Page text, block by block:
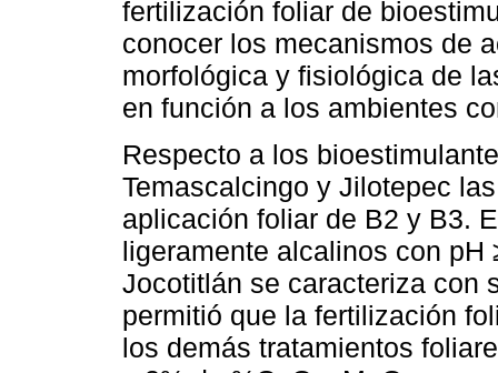
fertilización foliar de
conocer los mecanismos de
morfológica y fisiológica de
en función a los ambientes
Respecto a los
Temascalcingo y Jilotepec
aplicación foliar de B2 y B3.
ligeramente alcalinos con pH
Jocotitlán se caracteriza con
permitió que la fertilización
los demás tratamientos